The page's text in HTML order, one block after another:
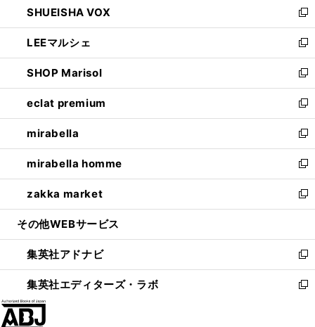
で
開
く
ド
ウ
で
開
く
ィ
ン
ド
ウ
で
開
く
い
ウ
ィ
ン
ド
ウ
で
開
く
SHUEISHA VOX
新
し
い
ウ
ィ
ン
ド
ウ
で
開
く
LEEマルシェ
新
し
い
ウ
ィ
ン
ド
ウ
で
開
く
SHOP Marisol
新
し
い
ウ
ィ
ン
ド
ウ
で
開
eclat premium
新
し
い
ウ
ィ
ン
ド
ウ
開
く
mirabella
新
し
い
ウ
ィ
ン
ウ
で
開
く
mirabella homme
新
し
い
ウ
ン
ド
ウ
で
zakka market
新
し
ウ
ィ
ン
ド
その他WEBサービス
集英社アドナビ
新
し
い
集英社エディターズ・ラボ
新